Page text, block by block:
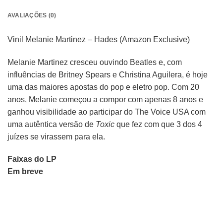
AVALIAÇÕES (0)
Vinil Melanie Martinez – Hades (Amazon Exclusive)
Melanie Martinez cresceu ouvindo Beatles e, com
influências de Britney Spears e Christina Aguilera, é hoje
uma das maiores apostas do pop e eletro pop. Com 20
anos, Melanie começou a compor com apenas 8 anos e
ganhou visibilidade ao participar do The Voice USA com
uma autêntica versão de Toxic que fez com que 3 dos 4
juízes se virassem para ela.
Faixas do LP
Em breve